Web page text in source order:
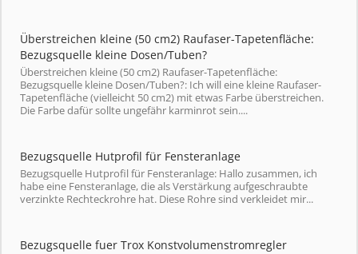
Überstreichen kleine (50 cm2) Raufaser-Tapetenfläche:
Bezugsquelle kleine Dosen/Tuben?
Überstreichen kleine (50 cm2) Raufaser-Tapetenfläche:
Bezugsquelle kleine Dosen/Tuben?: Ich will eine kleine Raufaser-
Tapetenfläche (vielleicht 50 cm2) mit etwas Farbe überstreichen.
Die Farbe dafür sollte ungefähr karminrot sein....
Bezugsquelle Hutprofil für Fensteranlage
Bezugsquelle Hutprofil für Fensteranlage: Hallo zusammen, ich
habe eine Fensteranlage, die als Verstärkung aufgeschraubte
verzinkte Rechteckrohre hat. Diese Rohre sind verkleidet mir...
Bezugsquelle fuer Trox Konstvolumenstromregler